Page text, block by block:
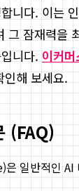
니다. 이는
그 잠재력을
니다. 이커
인해 보세요.
(FAQ)
일반적인 AI